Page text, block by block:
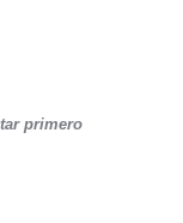
primero